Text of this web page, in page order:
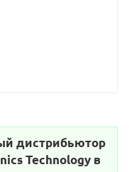
дистрибьютор
Technology в